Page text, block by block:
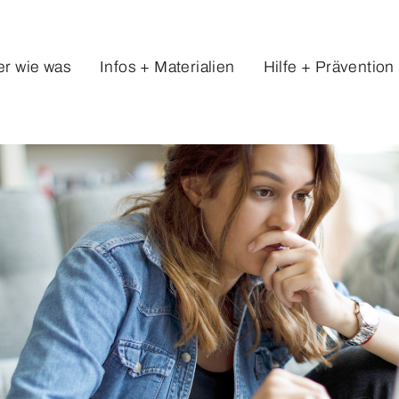
wie was Infos + Materialien Hilfe + Prävention